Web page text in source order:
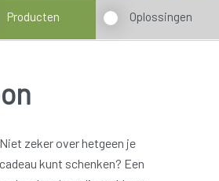
Producten Oplossingen
Niet zeker over hetgeen je
cadeau kunt schenken? Een